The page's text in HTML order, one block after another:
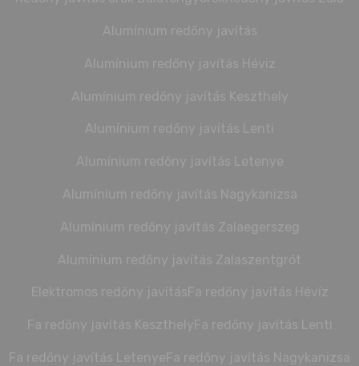
Alumínium redőny javítás
Alumínium redőny javítás Héviz
Alumínium redőny javítás Keszthely
Alumínium redőny javítás Lenti
Alumínium redőny javítás Letenye
Alumínium redőny javítás Nagykanizsa
Alumínium redőny javítás Zalaegerszeg
Alumínium redőny javítás Zalaszentgrót
Elektromos redőny javítás Fa redőny javítás Hévíz
Fa redőny javítás Keszthely Fa redőny javítás Lenti
Fa redőny javítás Letenye Fa redőny javítás Nagykanizsa